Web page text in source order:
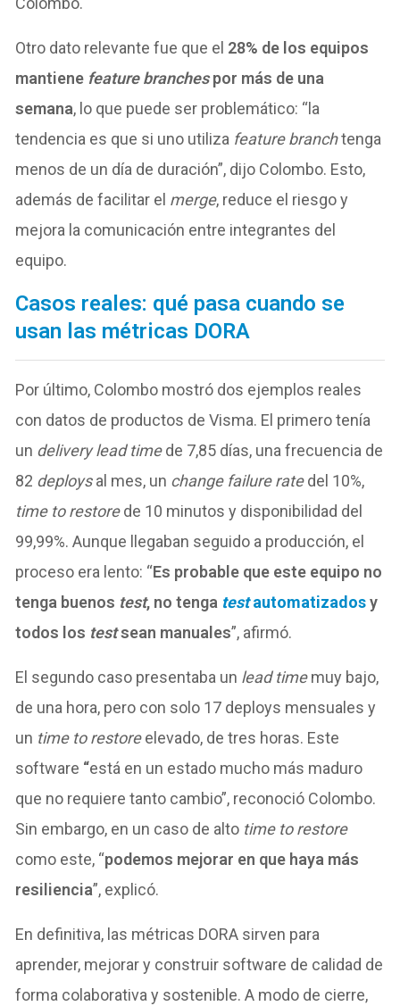
Otro dato relevante fue que el 28% de los equipos
mantiene feature branchespor más de una
semana, lo que puede ser problemático: “la
tendencia es que si uno utiliza feature branchtenga
menos de un día de duración”, dijo Colombo. Esto,
además de facilitar el merge, reduce el riesgo y
mejora la comunicación entre integrantes del
equipo.
Casos reales: qué pasa cuando se
usan las métricas DORA
Por último, Colombo mostró dos ejemplos reales
con datos de productos de Visma. El primero tenía
un delivery lead timede 7,85 días, una frecuencia de
82 deploysal mes, un change failure ratedel 10%,
time to restorede 10 minutos y disponibilidad del
99,99%. Aunque llegaban seguido a producción, el
proceso era lento: “Es probable que este equipo no
tenga buenos test, no tenga testautomatizadosy
todos los testsean manuales”, afirmó.
El segundo caso presentaba un lead timemuy bajo,
de una hora, pero con solo 17 deploys mensuales y
un time to restoreelevado, de tres horas. Este
software “está en un estado mucho más maduro
que no requiere tanto cambio”, reconoció Colombo.
Sin embargo, en un caso de alto time to restore
como este, “podemos mejorar en que haya más
resiliencia”, explicó.
En definitiva, las métricas DORA sirven para
aprender, mejorar y construir software de calidad de
forma colaborativa y sostenible. A modo de cierre,